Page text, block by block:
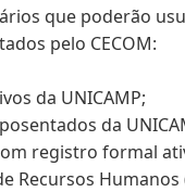
que poderão
pelo CECOM:
da UNICAMP;
da
registro formal
Recursos Humanos